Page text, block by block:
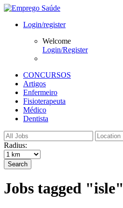
Login/register
Welcome
Login/Register
CONCURSOS
Artigos
Enfermeiro
Fisioterapeuta
Médico
Dentista
Radius:
Search
Jobs tagged "isle"